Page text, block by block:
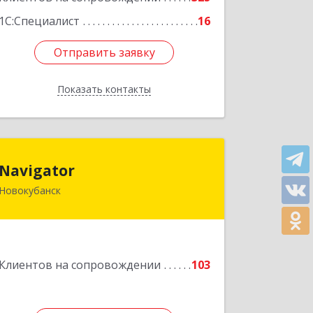
1С:Специалист
16
Отправить заявку
Показать контакты
Отправить заявку
Назад
Navigator
Новокубанск
Клиентов на сопровождении 103
352240, Краснодарский край,